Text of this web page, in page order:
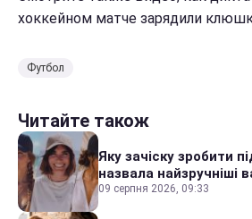
хоккейном матче зарядили
Футбол
Читайте також
Яку зачіску зробити
назвала найзручніші
09 серпня 2026, 09:33